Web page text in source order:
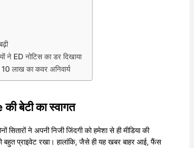
ED नोटिस का डर दिखाया
लाख का कवर अनिवार्य
बेटी का स्वागत
ने अपनी निजी जिंदगी को हमेशा से ही मीडिया की
प्राइवेट रखा। हालांकि, जैसे ही यह खबर बाहर आई, फैंस